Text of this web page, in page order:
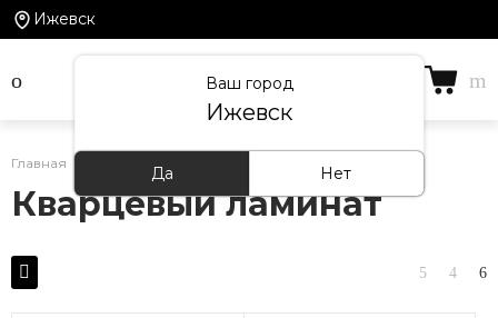
Ижевск
Ваш город
Ижевск
Да Нет
Главная Каталог товаров Кварцевый ламинат
Кварцевый ламинат